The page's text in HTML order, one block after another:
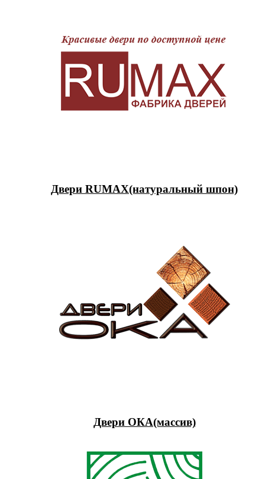
Двери RUMAX(натуральный шпон)
Двери ОКА(массив)